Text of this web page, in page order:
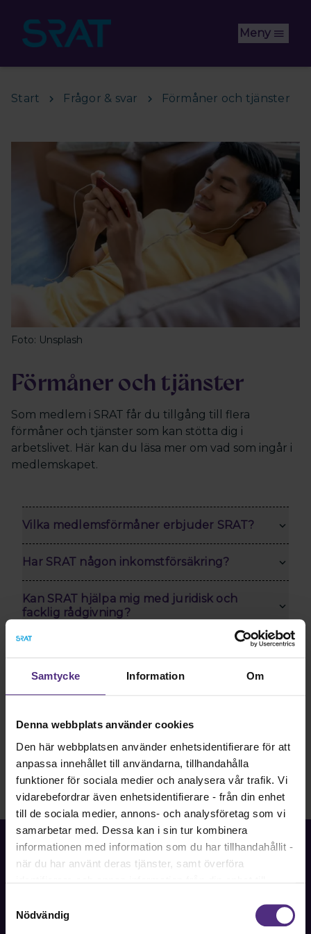
Samtycke Information Om
Denna webbplats använder cookies
Den här webbplatsen använder enhetsidentifierare för att
anpassa innehållet till användarna, tillhandahålla
funktioner för sociala medier och analysera vår trafik. Vi
vidarebefordrar även enhetsidentifierare - från din enhet
till de sociala medier, annons- och analysföretag som vi
samarbetar med. Dessa kan i sin tur kombinera
informationen med information som du har tillhandahållit -
när du har använt deras tjänster, samt överföra
Dock har vi lagt in anonymisering av IP-adress i
förhållande till Google Analytics. Du godkänner våra
Nödvändig
Meny
Start Frågor & svar Förmåner och tjänster
Foto: Unsplash
Förmåner och tjänster
Som medlem i SRAT får du tillgång till flera
förmåner och tjänster som kan stötta dig i
arbetslivet. Här kan du läsa mer om vad som ingår i
medlemskapet.
Vilka medlemsförmåner erbjuder SRAT?
Har SRAT någon inkomstförsäkring?
Kan SRAT hjälpa mig med juridisk och
facklig rådgivning?
professioner.